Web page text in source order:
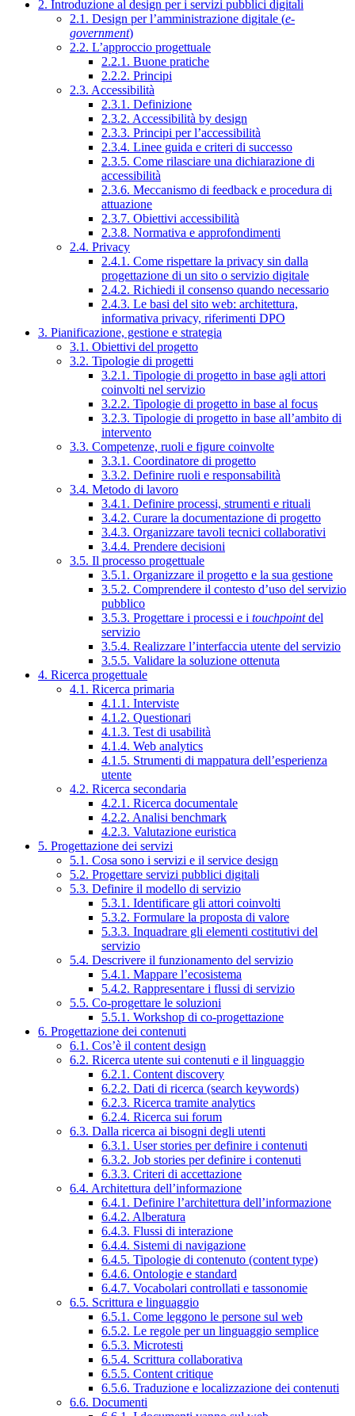
2. Introduzione al design per i servizi pubblici digitali
2.1. Design per l’amministrazione digitale (e-
government)
2.2. L’approccio progettuale
2.2.1. Buone pratiche
2.2.2. Principi
2.3. Accessibilità
2.3.1. Definizione
2.3.2. Accessibilità by design
2.3.3. Principi per l’accessibilità
2.3.4. Linee guida e criteri di successo
2.3.5. Come rilasciare una dichiarazione di
accessibilità
2.3.6. Meccanismo di feedback e procedura di
attuazione
2.3.7. Obiettivi accessibilità
2.3.8. Normativa e approfondimenti
2.4. Privacy
2.4.1. Come rispettare la privacy sin dalla
progettazione di un sito o servizio digitale
2.4.2. Richiedi il consenso quando necessario
2.4.3. Le basi del sito web: architettura,
informativa privacy, riferimenti DPO
3. Pianificazione, gestione e strategia
3.1. Obiettivi del progetto
3.2. Tipologie di progetti
3.2.1. Tipologie di progetto in base agli attori
coinvolti nel servizio
3.2.2. Tipologie di progetto in base al focus
3.2.3. Tipologie di progetto in base all’ambito di
intervento
3.3. Competenze, ruoli e figure coinvolte
3.3.1. Coordinatore di progetto
3.3.2. Definire ruoli e responsabilità
3.4. Metodo di lavoro
3.4.1. Definire processi, strumenti e rituali
3.4.2. Curare la documentazione di progetto
3.4.3. Organizzare tavoli tecnici collaborativi
3.4.4. Prendere decisioni
3.5. Il processo progettuale
3.5.1. Organizzare il progetto e la sua gestione
3.5.2. Comprendere il contesto d’uso del servizio
pubblico
3.5.3. Progettare i processi e i touchpointdel
servizio
3.5.4. Realizzare l’interfaccia utente del servizio
3.5.5. Validare la soluzione ottenuta
4. Ricerca progettuale
4.1. Ricerca primaria
4.1.1. Interviste
4.1.2. Questionari
4.1.3. Test di usabilità
4.1.4. Web analytics
4.1.5. Strumenti di mappatura dell’esperienza
utente
4.2. Ricerca secondaria
4.2.1. Ricerca documentale
4.2.2. Analisi benchmark
4.2.3. Valutazione euristica
5. Progettazione dei servizi
5.1. Cosa sono i servizi e il service design
5.2. Progettare servizi pubblici digitali
5.3. Definire il modello di servizio
5.3.1. Identificare gli attori coinvolti
5.3.2. Formulare la proposta di valore
5.3.3. Inquadrare gli elementi costitutivi del
servizio
5.4. Descrivere il funzionamento del servizio
5.4.1. Mappare l’ecosistema
5.4.2. Rappresentare i flussi di servizio
5.5. Co-progettare le soluzioni
5.5.1. Workshop di co-progettazione
6. Progettazione dei contenuti
6.1. Cos’è il content design
6.2. Ricerca utente sui contenuti e il linguaggio
6.2.1. Content discovery
6.2.2. Dati di ricerca (search keywords)
6.2.3. Ricerca tramite analytics
6.2.4. Ricerca sui forum
6.3. Dalla ricerca ai bisogni degli utenti
6.3.1. User stories per definire i contenuti
6.3.2. Job stories per definire i contenuti
6.3.3. Criteri di accettazione
6.4. Architettura dell’informazione
6.4.1. Definire l’architettura dell’informazione
6.4.2. Alberatura
6.4.3. Flussi di interazione
6.4.4. Sistemi di navigazione
6.4.5. Tipologie di contenuto (content type)
6.4.6. Ontologie e standard
6.4.7. Vocabolari controllati e tassonomie
6.5. Scrittura e linguaggio
6.5.1. Come leggono le persone sul web
6.5.2. Le regole per un linguaggio semplice
6.5.3. Microtesti
6.5.4. Scrittura collaborativa
6.5.5. Content critique
6.5.6. Traduzione e localizzazione dei contenuti
6.6. Documenti